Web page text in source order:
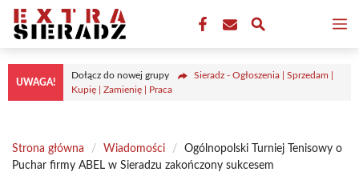
Przejdź
treści
UWAGA!
Dołącz do nowej grupy
Sieradz - Ogłoszenia | Sprzedam |
Kupię | Zamienię | Praca
Strona główna / Wiadomości /
Ogólnopolski Turniej Tenisowy o
Puchar firmy ABEL w Sieradzu zakończony sukcesem